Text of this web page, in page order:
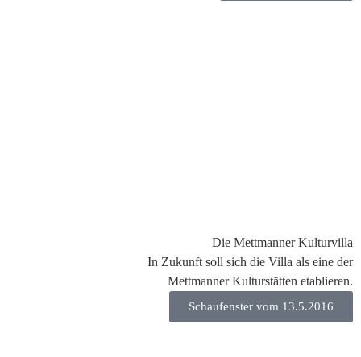
Die Mettmanner Kulturvilla
In Zukunft soll sich die Villa als eine der
Mettmanner Kulturstätten etablieren.
Schaufenster vom 13.5.2016